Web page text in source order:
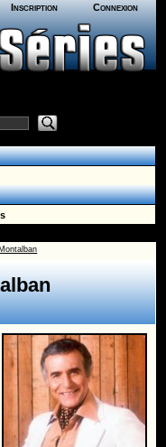
Inscription Connexion